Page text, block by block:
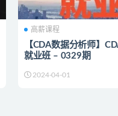
高薪课程
【CDA数据分析师】
就业班 – 0329期
2024-04-01